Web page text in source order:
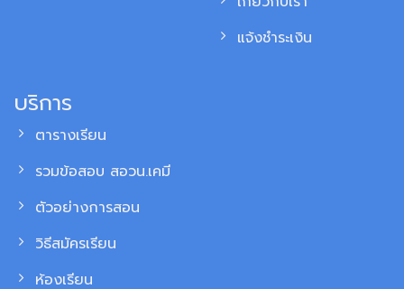
แจ้งชำระเงิน
บริการ
ตารางเรียน
รวมข้อสอบ สอวน.เคมี
ตัวอย่างการสอน
วิธีสมัครเรียน
ห้องเรียน